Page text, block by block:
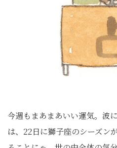
今週もまあまあいい運気。波
は、22日に獅子座のシーズン